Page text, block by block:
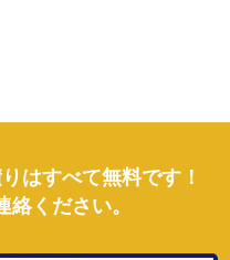
はすべて無料です！
絡ください。